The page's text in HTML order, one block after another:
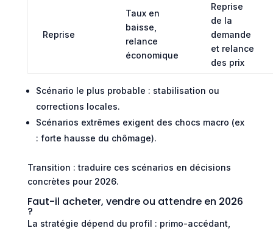
Reprise
Taux en
baisse,
relance
économique
Reprise
de la
demande
et relance
des prix
Scénario le plus probable : stabilisation ou
corrections locales.
Scénarios extrêmes exigent des chocs macro (ex
: forte hausse du chômage).
Transition : traduire ces scénarios en décisions
concrètes pour 2026.
Faut-il acheter, vendre ou attendre en 2026
?
La stratégie dépend du profil : primo-accédant,